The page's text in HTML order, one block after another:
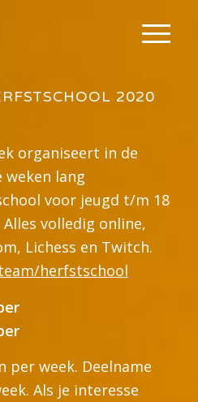
2020
organiseert in de
lang
voor jeugd t/m 18
volledig online,
Lichess en Twitch.
herfstschool
per week. Deelname
Als je interesse